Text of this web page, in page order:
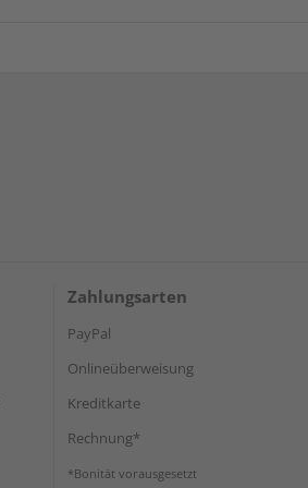
Zahlungsarten
PayPal
Onlineüberweisung
Kreditkarte
Rechnung*
*Bonität vorausgesetzt